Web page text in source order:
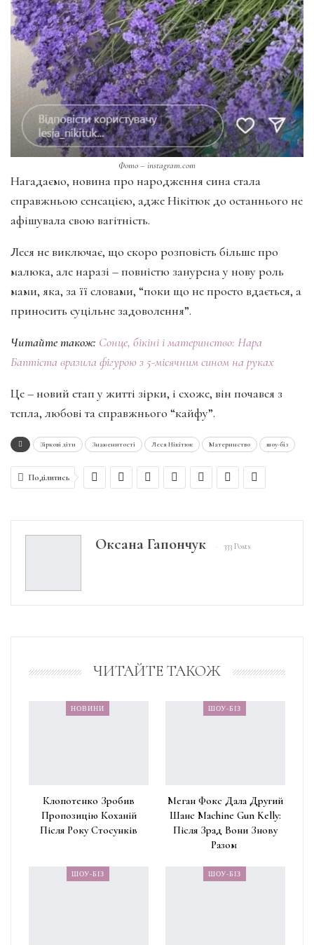
Фото – instagram.com
Нагадаємо, новина про народження сина стала
справжньою сенсацією, адже Нікітюк до останнього не
афішувала свою вагітність.
Леся не виключає, що скоро розповість більше про
малюка, але наразі – повністю занурена у нову роль
мами, яка, за її словами, “поки що не просто вдається, а
приносить суцільне задоволення”.
Читайте також: Сонце, бікіні і материнство: Нара
Баптіста вразила фігурою з 5-місячним сином на руках
Це – новий етап у житті зірки, і схоже, він почався з
тепла, любові та справжнього “кайфу”.
Зіркові діти Знаменитості Леся Нікітюк Материнство шоу-біз
Поділитись
Оксана Гапончук 333 Posts
ЧИТАЙТЕ ТАКОЖ
НОВИНИ
Клопотенко Зробив
Пропозицію Коханій
Після Року Стосунків
ШОУ-БІЗ
Меган Фокс Дала Другий
Шанс Machine Gun Kelly:
Після Зрад Вони Знову
Разом
ШОУ-БІЗ ШОУ-БІЗ